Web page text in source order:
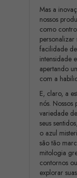
Mas a
nossos
como
facilidade
intensidade
apertando
com a
E, claro, a
nós. Nossos
variedade
seus
o azul
são tão
mitologia
contornos
explorar